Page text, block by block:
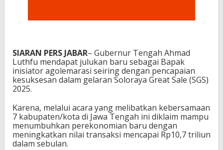
SIARAN PERS JABAR– Gubernur Tengah Ahmad
Luthfu mendapat julukan baru sebagai Bapak
inisiator agolemarasi seiring dengan pencapaian
kesuksesan dalam gelaran Soloraya Great Sale (SGS)
2025.
Karena, melalui acara yang melibatkan kebersamaan
7 kabupaten/kota di Jawa Tengah ini diklaim mampu
menumbuhkan perekonomian baru dengan
meningkatkan nilai transaksi mencapai Rp10,7 triliun
dalam sebulan.